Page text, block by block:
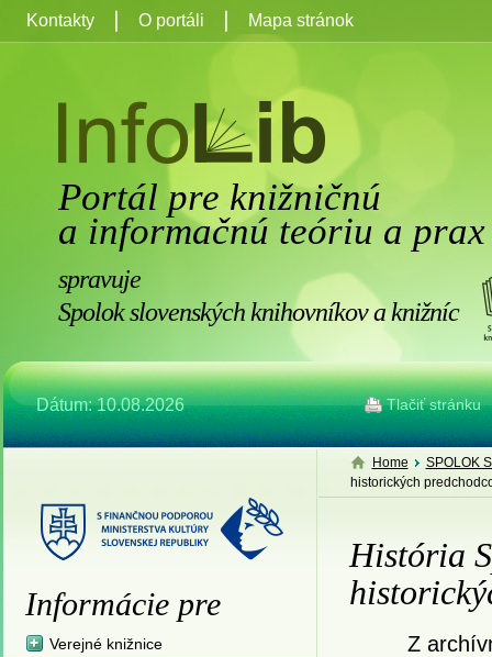
Portál pre knižničnú
a informačnú teóriu a prax
spravuje
Spolok slovenských knihovníkov a knižníc
Dátum: 10.08.2026 Tlačiť stránku
Kontakty O portáli Mapa stránok
Home
SPOLOK
historických
História
Z
Informácie pre
Verejné knižnice